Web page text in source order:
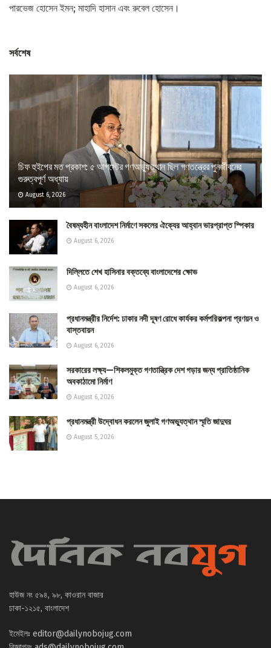
পারভেজ হোসেন ইমন; মাহাদি হাসান এবং রুবেল হোসেন।
সর্বশেষ
চিফ হুইপের মত প্রকাশ: ৫ আগস্টের গণঅভ্যুত্থান ছিল গণতন্ত্রের পুনর্জীবনের
গুরুত্বপূর্ণ অধ্যায়
August 6, 2026
বৈষম্যহীন বাংলাদেশ নির্মাণে সকলের ঐক্যের আহ্বান ভারপ্রাপ্ত স্পিকার
August 6, 2026
দিল্লিতে শেখ হাসিনার বক্তব্যে বাংলাদেশের ক্ষোভ
August 6, 2026
প্রধানমন্ত্রীর নির্দেশ: ঢাকার নদী দূষণ রোধে কার্যকর কর্মপরিকল্পনা প্রণয়ন ও
বাস্তবায়ন
August 6, 2026
সরকারের লক্ষ্য—শিকলমুক্ত গণতান্ত্রিক দেশ গড়ার জন্য প্রাতিষ্ঠানিক
অবকাঠামো নির্মাণ
August 6, 2026
প্রধানমন্ত্রী উদ্বোধন করলেন জুলাই গণঅভ্যুত্থান স্মৃতি জাদুঘর
August 5, 2026
হাউজ নং ৫৯৪, ৯৮, কাওরান বাজার
ঢাকা-১২১৫, বাংলাদেশ
ইমেইলঃ editor@dailynobojug.com